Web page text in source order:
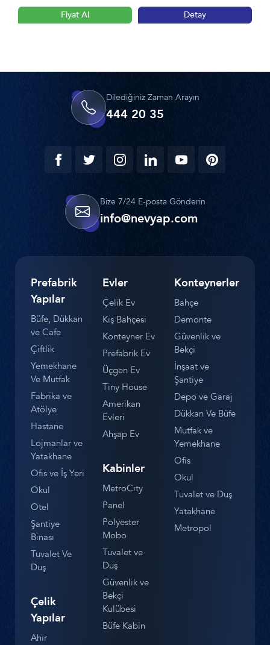
Fiyat Al Detay
Dilediğiniz Zaman Arayın
444 20 35
Bize 7/24 E-posta Gönderin
info@nevyap.com
Prefabrik
Yapılar
Büfe, Dükkan
ve Cafe
Çiftlik
Yemekhane
Ve Mutfak
Fabrika ve
Atölye
Hastane
Lojmanlar ve
Yatakhane
Ofis ve İş Yeri
Okul
Otel
Şantiye
Binası
Tuvalet Ve
Duş
Çelik
Yapılar
Ahır
Evler
Çelik Ev
Kış Bahçesi
Konteyner Ev
Prefabrik Ev
Üçgen Ev
Tiny House
Amerikan
Evleri
Ahşap Ev
Kabinler
MetroCity
Panel
Polyester
Mobo
Tuvalet ve
Duş
Güvenlik ve
Bekçi
Kulübesi
Büfe Kabin
Konteynerler
Bahçe
Demonte
Güvenlik ve
Bekçi
İnşaat ve
Şantiye
Depo ve Garaj
Dükkan Ve Büfe
Mutfak ve
Yemekhane
Ofis
Okul
Tuvalet ve Duş
Yatakhane
Metropol